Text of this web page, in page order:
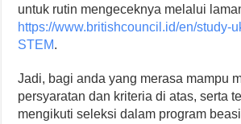
untuk rutin mengeceknya melalui
https://www.britishcouncil.id/en/study-
STEM.
Jadi, bagi anda yang merasa mampu
persyaratan dan kriteria di atas, serta
mengikuti seleksi dalam program